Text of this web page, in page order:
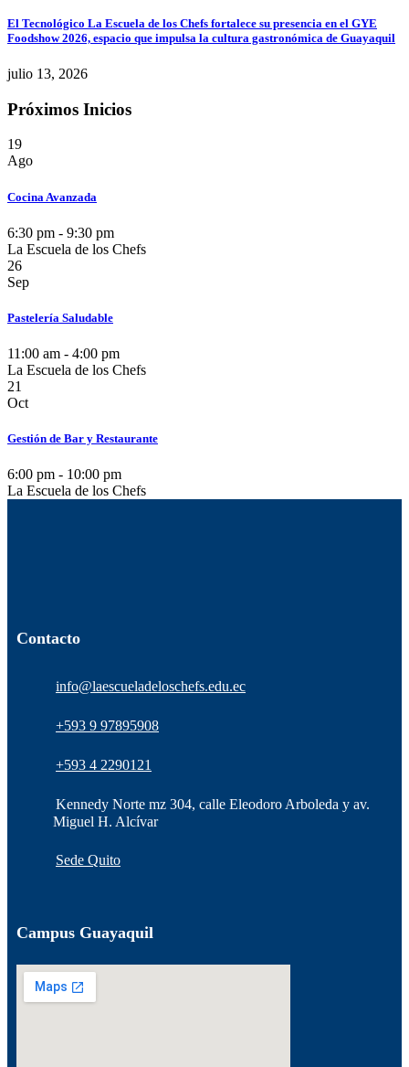
El Tecnológico La Escuela de los Chefs fortalece su presencia en el GYE
Foodshow 2026, espacio que impulsa la cultura gastronómica de Guayaquil
julio 13, 2026
Próximos Inicios
19
Ago
Cocina Avanzada
6:30 pm - 9:30 pm
La Escuela de los Chefs
26
Sep
Pastelería Saludable
11:00 am - 4:00 pm
La Escuela de los Chefs
21
Oct
Gestión de Bar y Restaurante
6:00 pm - 10:00 pm
La Escuela de los Chefs
Contacto
info@laescueladeloschefs.edu.ec
+593 9 97895908
+593 4 2290121
Kennedy Norte mz 304, calle Eleodoro Arboleda y av.
Miguel H. Alcívar
Sede Quito
Campus Guayaquil